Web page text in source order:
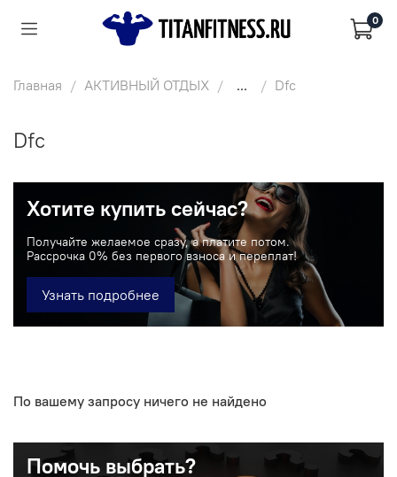
0
Главная АКТИВНЫЙ ОТДЫХ ... Dfc
Dfc
Хотите купить сейчас?
Получайте желаемое сразу, а платите потом.
Рассрочка 0% без первого взноса и переплат!
Узнать подробнее
По вашему запросу ничего не найдено
Помочь выбрать?